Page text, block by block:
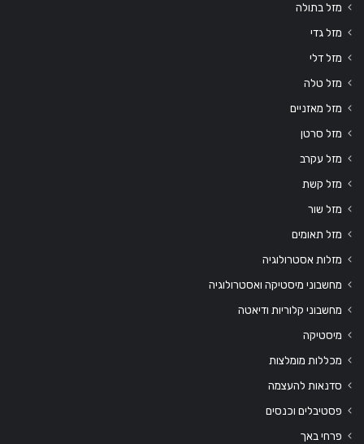
מזל בתולה
מזל גדי
מזל דלי
מזל טלה
מזל מאזניים
מזל סרטן
מזל עקרב
מזל קשת
מזל שור
מזל תאומים
מזלות אסטרולוגיה
מחשבוני מיסטיקה ואסטרולוגיה
מחשבוני קלוריות ודיאטה
מיסטיקה
מכללות מומלצות
סדנאות להעצמה
פסטיבלים וכנסים
פרחי באך